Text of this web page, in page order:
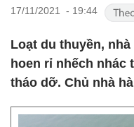
17/11/2021 - 19:44
Loạt du thuyền,
hoen rỉ nhếch nhác
tháo dỡ. Chủ nhà